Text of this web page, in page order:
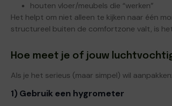
houten vloer/meubels die “werken”
Het helpt om niet alleen te kijken naar één
structureel buiten de comfortzone valt, is
Hoe meet je of jouw
Als je het serieus (maar simpel) wil aanpakken:
1) Gebruik een hygrometer